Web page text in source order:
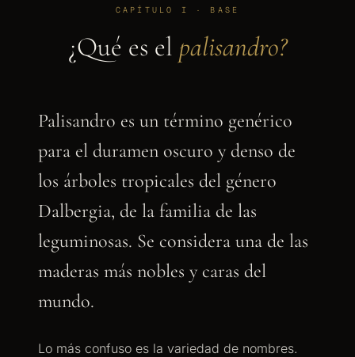
CAPÍTULO I · BASE
¿Qué es el palisandro?
Palisandro es un término genérico
para el duramen oscuro y denso de
los árboles tropicales del género
Dalbergia, de la familia de las
leguminosas. Se considera una de las
maderas más nobles y caras del
mundo.
Lo más confuso es la variedad de nombres.